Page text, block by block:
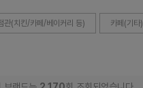
관(치킨/카페/베이커리 등) 카페(기타)